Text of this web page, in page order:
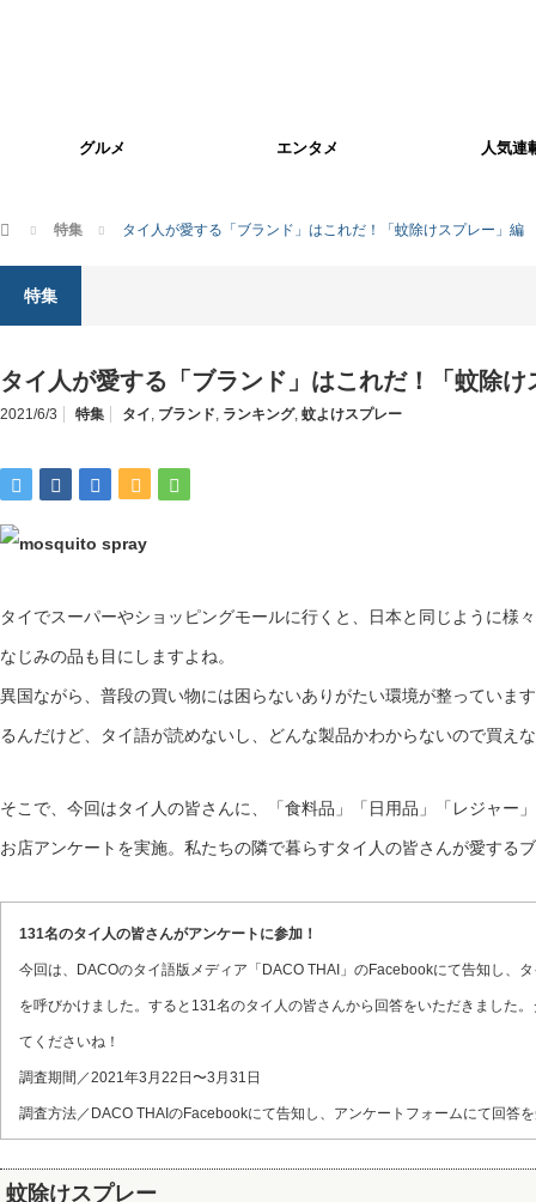
グルメ エンタメ 人気連
ホーム 特集 タイ人が愛する「ブランド」はこれだ！「蚊除けスプレー」編
特集
タイ人が愛する「ブランド」はこれだ！「蚊除け
2021/6/3 特集 タイ, ブランド, ランキング, 蚊よけスプレー
タイでスーパーやショッピングモールに行くと、日本と同じように様
なじみの品も目にしますよね。
異国ながら、普段の買い物には困らないありがたい環境が整っていま
るんだけど、タイ語が読めないし、どんな製品かわからないので買え
そこで、今回はタイ人の皆さんに、「食料品」「日用品」「レジャー
お店アンケートを実施。私たちの隣で暮らすタイ人の皆さんが愛する
131名のタイ人の皆さんがアンケートに参加！
今回は、DACOのタイ語版メディア「DACO THAI」のFacebookにて告知し、
を呼びかけました。すると131名のタイ人の皆さんから回答をいただきました
てくださいね！
調査期間／2021年3月22日〜3月31日
調査方法／DACO THAIのFacebookにて告知し、アンケートフォームにて回答
蚊除けスプレー